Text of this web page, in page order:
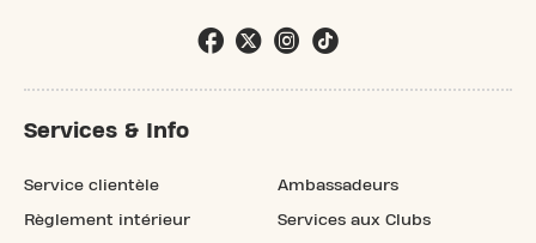
Services & Info
Service clientèle
Règlement intérieur
Ambassadeurs
Services aux Clubs